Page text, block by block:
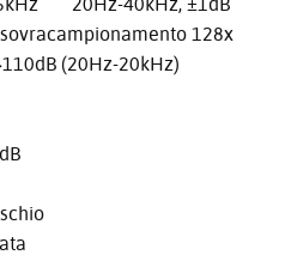
20Hz-40kHz, ±1dB
128x
(20Hz-20kHz)